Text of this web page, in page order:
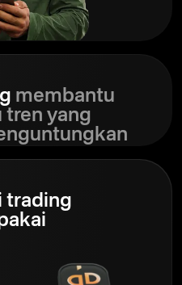
membantu
tren yang
trading